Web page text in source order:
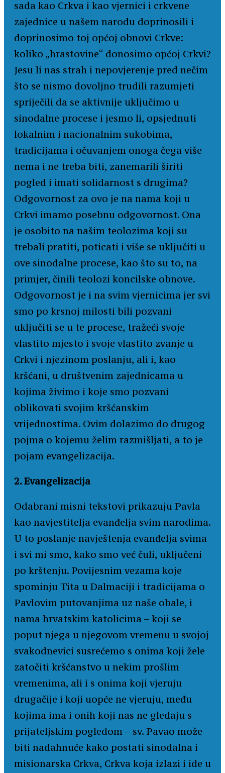
sada kao Crkva i kao vjernici i crkvene
zajednice u našem narodu doprinosili i
doprinosimo toj općoj obnovi Crkve:
koliko „hrastovine“ donosimo općoj Crkvi?
Jesu li nas strah i nepovjerenje pred nečim
što se nismo dovoljno trudili razumjeti
spriječili da se aktivnije uključimo u
sinodalne procese i jesmo li, opsjednuti
lokalnim i nacionalnim sukobima,
tradicijama i očuvanjem onoga čega više
nema i ne treba biti, zanemarili širiti
pogled i imati solidarnost s drugima?
Odgovornost za ovo je na nama koji u
Crkvi imamo posebnu odgovornost. Ona
je osobito na našim teolozima koji su
trebali pratiti, poticati i više se uključiti u
ove sinodalne procese, kao što su to, na
primjer, činili teolozi koncilske obnove.
Odgovornost je i na svim vjernicima jer svi
smo po krsnoj milosti bili pozvani
uključiti se u te procese, tražeći svoje
vlastito mjesto i svoje vlastito zvanje u
Crkvi i njezinom poslanju, ali i, kao
kršćani, u društvenim zajednicama u
kojima živimo i koje smo pozvani
oblikovati svojim kršćanskim
vrijednostima. Ovim dolazimo do drugog
pojma o kojemu želim razmišljati, a to je
pojam evangelizacija.
2. Evangelizacija
Odabrani misni tekstovi prikazuju Pavla
kao navjestitelja evanđelja svim narodima.
U to poslanje navještenja evanđelja svima
i svi mi smo, kako smo već čuli, uključeni
po krštenju. Povijesnim vezama koje
spominju Tita u Dalmaciji i tradicijama o
Pavlovim putovanjima uz naše obale, i
nama hrvatskim katolicima – koji se
poput njega u njegovom vremenu u svojoj
svakodnevici susrećemo s onima koji žele
zatočiti kršćanstvo u nekim prošlim
vremenima, ali i s onima koji vjeruju
drugačije i koji uopće ne vjeruju, među
kojima ima i onih koji nas ne gledaju s
prijateljskim pogledom – sv. Pavao može
biti nadahnuće kako postati sinodalna i
misionarska Crkva, Crkva koja izlazi i ide u